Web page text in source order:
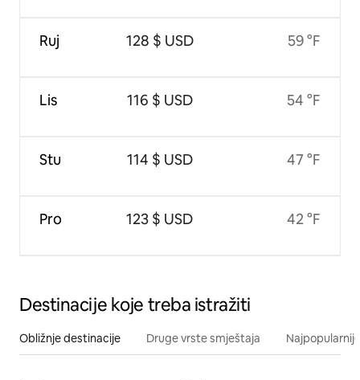
Ruj
Lis
Stu
Pro
128 $ USD
116 $ USD
114 $ USD
123 $ USD
59 °F
54 °F
47 °F
42 °F
Destinacije koje treba istražiti
Obližnje destinacije Druge vrste smještaja